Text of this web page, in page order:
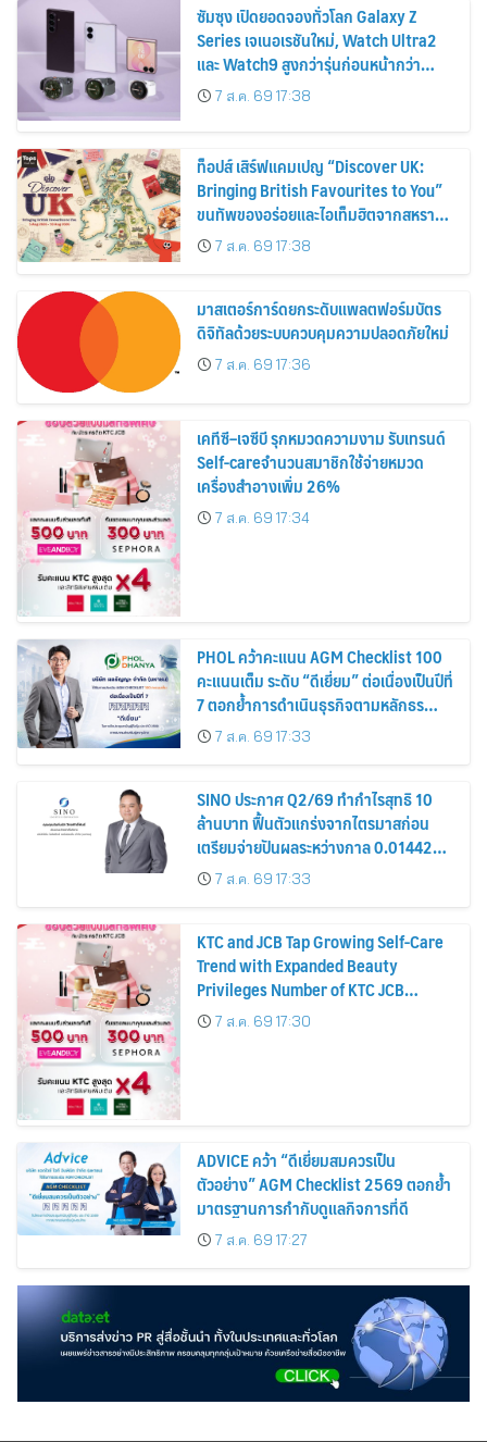
ซัมซุง เปิดยอดจองทั่วโลก Galaxy Z
Series เจเนอเรชันใหม่, Watch Ultra2
และ Watch9 สูงกว่ารุ่นก่อนหน้ากว่า
30%7 ส.ค. 69 17:38
ท็อปส์ เสิร์ฟแคมเปญ “Discover UK:
Bringing British Favourites to You”
ขนทัพของอร่อยและไอเท็มฮิตจากสหราช
อาณาจักร ส่งตรงถึงมือตั้งแต่วันนี้ – 18
สิงหาคมนี้
7 ส.ค. 69 17:38
มาสเตอร์การ์ดยกระดับแพลตฟอร์มบัตร
ดิจิทัลด้วยระบบควบคุมความปลอดภัยใหม่
7 ส.ค. 69 17:36
เคทีซี–เจซีบี รุกหมวดความงาม รับเทรนด์
Self-careจำนวนสมาชิกใช้จ่ายหมวด
เครื่องสำอางเพิ่ม 26%
7 ส.ค. 69 17:34
PHOL คว้าคะแนน AGM Checklist 100
คะแนนเต็ม ระดับ “ดีเยี่ยม” ต่อเนื่องเป็นปีที่
7 ตอกย้ำการดำเนินธุรกิจตามหลักธร
รมาภิบาล โปร่งใส สร้างความเชื่อมั่นผู้ถือ
หุ้น
7 ส.ค. 69 17:33
SINO ประกาศ Q2/69 ทำกำไรสุทธิ 10
ล้านบาท ฟื้นตัวแกร่งจากไตรมาสก่อน
เตรียมจ่ายปันผลระหว่างกาล 0.014423
บาทต่อหุ้น ครึ่งปีหลังมุ่งเติบโตต่อเนื่อง
7 ส.ค. 69 17:33
KTC and JCB Tap Growing Self-Care
Trend with Expanded Beauty
Privileges Number of KTC JCB
Cardmembers Spending on
Cosmetics Rises 26%
7 ส.ค. 69 17:30
ADVICE คว้า “ดีเยี่ยมสมควรเป็น
ตัวอย่าง” AGM Checklist 2569 ตอกย้ำ
มาตรฐานการกำกับดูแลกิจการที่ดี
7 ส.ค. 69 17:27